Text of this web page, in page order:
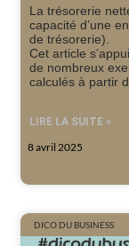
La trésorerie
capacité d’une
de trésorerie).
Cet article
de nombreux
calculés à partir
LIRE LA SUITE »
8 avril 2025
DICO DU BUSINESS